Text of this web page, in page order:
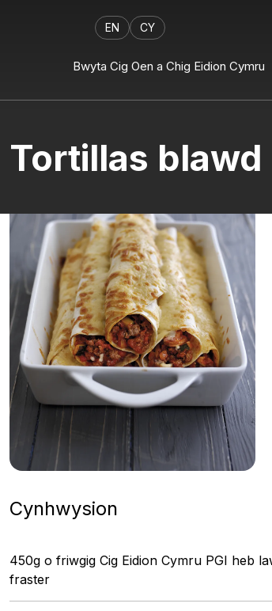
EN CY
Bwyta Cig Oen a Chig Eidion Cymru
Tortillas
Cynhwysion
450g o friwgig Cig Eidion Cymru PGI heb
fraster